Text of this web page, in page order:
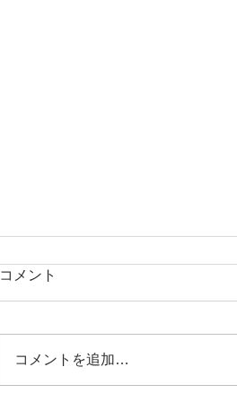
コメント
コメントを追加…